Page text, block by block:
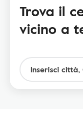
Trova il
vicino a